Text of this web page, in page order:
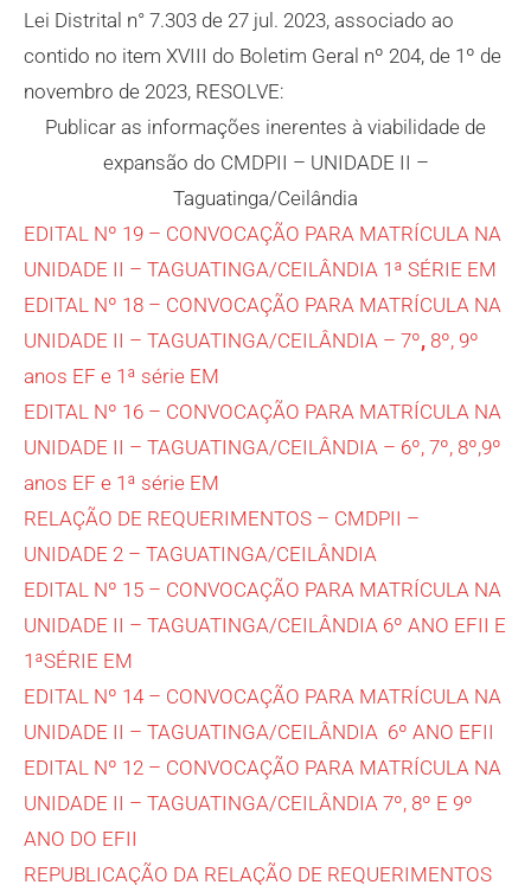
Lei Distrital n° 7.303 de 27 jul. 2023, associado ao
contido no item XVIII do Boletim Geral nº 204, de 1º de
novembro de 2023, RESOLVE:
Publicar as informações inerentes à viabilidade de
expansão do CMDPII – UNIDADE II –
Taguatinga/Ceilândia
EDITAL Nº 19 – CONVOCAÇÃO PARA MATRÍCULA NA
UNIDADE II – TAGUATINGA/CEILÂNDIA 1ª SÉRIE EM
EDITAL Nº 18 – CONVOCAÇÃO PARA MATRÍCULA NA
UNIDADE II – TAGUATINGA/CEILÂNDIA – 7º, 8º, 9º
anos EF e 1ª série EM
EDITAL Nº 16 – CONVOCAÇÃO PARA MATRÍCULA NA
UNIDADE II – TAGUATINGA/CEILÂNDIA – 6º, 7º, 8º,9º
anos EF e 1ª série EM
RELAÇÃO DE REQUERIMENTOS – CMDPII –
UNIDADE 2 – TAGUATINGA/CEILÂNDIA
EDITAL Nº 15 – CONVOCAÇÃO PARA MATRÍCULA NA
UNIDADE II – TAGUATINGA/CEILÂNDIA 6º ANO EFII E
1ªSÉRIE EM
EDITAL Nº 14 – CONVOCAÇÃO PARA MATRÍCULA NA
UNIDADE II – TAGUATINGA/CEILÂNDIA 6º ANO EFII
EDITAL Nº 12 – CONVOCAÇÃO PARA MATRÍCULA NA
UNIDADE II – TAGUATINGA/CEILÂNDIA 7º, 8º E 9º
ANO DO EFII
REPUBLICAÇÃO DA RELAÇÃO DE REQUERIMENTOS